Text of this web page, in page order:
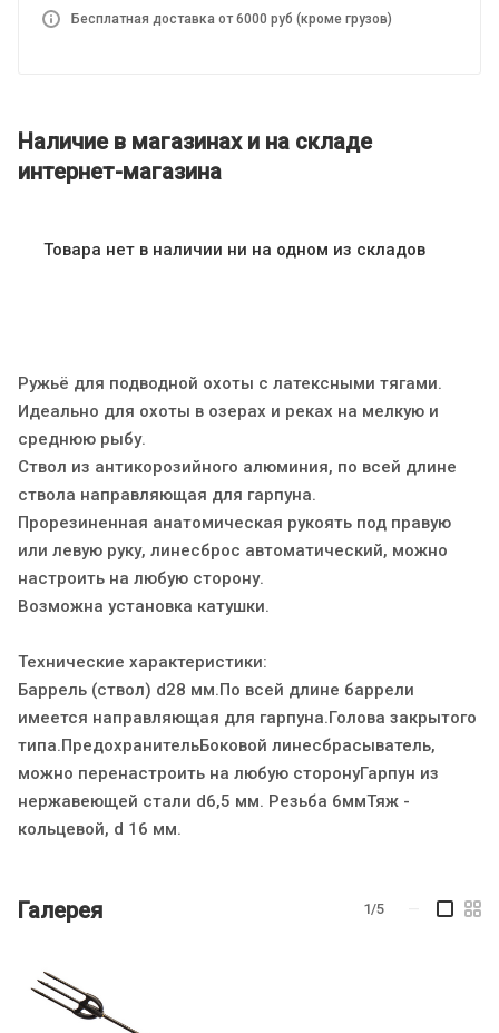
Бесплатная доставка от 6000 руб (кроме грузов)
Наличие в магазинах и на складе
интернет-магазина
Товара нет в наличии ни на одном из складов
Ружьё для подводной охоты с латексными тягами.
Идеально для охоты в озерах и реках на мелкую и
среднюю рыбу.
Ствол из антикорозийного алюминия, по всей длине
ствола направляющая для гарпуна.
Прорезиненная анатомическая рукоять под правую
или левую руку, линесброс автоматический, можно
настроить на любую сторону.
Возможна установка катушки.
Технические характеристики:
Баррель (ствол) d28 мм.По всей длине баррели
имеется направляющая для гарпуна.Голова закрытого
типа.ПредохранительБоковой линесбрасыватель,
можно перенастроить на любую сторонуГарпун из
нержавеющей стали d6,5 мм. Резьба 6ммТяж -
кольцевой, d 16 мм.
Галерея 1/5